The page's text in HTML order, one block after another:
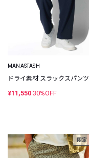
MANASTASH
ドライ素材 スラックスパンツ
¥11,550 30%OFF
限定